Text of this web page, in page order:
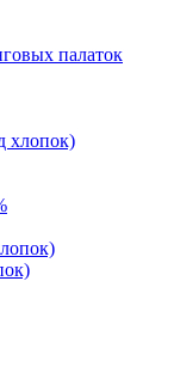
палаток
хлопок)